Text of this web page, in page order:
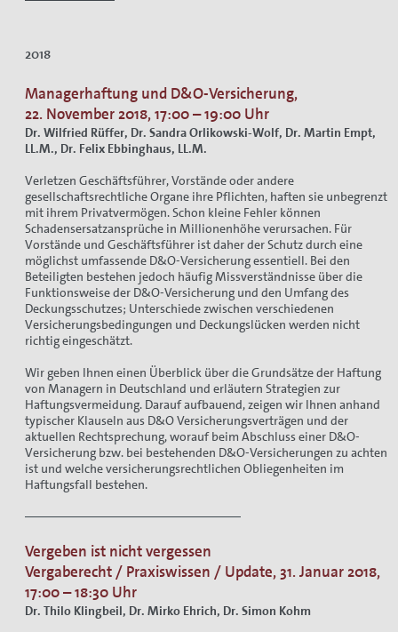
2018
Managerhaftung und D&O-Versicherung,
22. November 2018, 17:00 – 19:00 Uhr
Dr. Wilfried Rüffer, Dr. Sandra Orlikowski-Wolf, Dr. Martin Empt,
LL.M., Dr. Felix Ebbinghaus, LL.M.
Verletzen Geschäftsführer, Vorstände oder andere
gesellschaftsrechtliche Organe ihre Pflichten, haften sie unbegrenzt
mit ihrem Privatvermögen. Schon kleine Fehler können
Schadensersatzansprüche in Millionenhöhe verursachen. Für
Vorstände und Geschäftsführer ist daher der Schutz durch eine
möglichst umfassende D&O-Versicherung essentiell. Bei den
Beteiligten bestehen jedoch häufig Missverständnisse über die
Funktionsweise der D&O-Versicherung und den Umfang des
Deckungsschutzes; Unterschiede zwischen verschiedenen
Versicherungsbedingungen und Deckungslücken werden nicht
richtig eingeschätzt.
Wir geben Ihnen einen Überblick über die Grundsätze der Haftung
von Managern in Deutschland und erläutern Strategien zur
Haftungsvermeidung. Darauf aufbauend, zeigen wir Ihnen anhand
typischer Klauseln aus D&O Versicherungsverträgen und der
aktuellen Rechtsprechung, worauf beim Abschluss einer D&O-
Versicherung bzw. bei bestehenden D&O-Versicherungen zu achten
ist und welche versicherungsrechtlichen Obliegenheiten im
Haftungsfall bestehen.
Vergeben ist nicht vergessen
Vergaberecht / Praxiswissen / Update, 31. Januar 2018,
17:00 – 18:30 Uhr
Dr. Thilo Klingbeil, Dr. Mirko Ehrich, Dr. Simon Kohm